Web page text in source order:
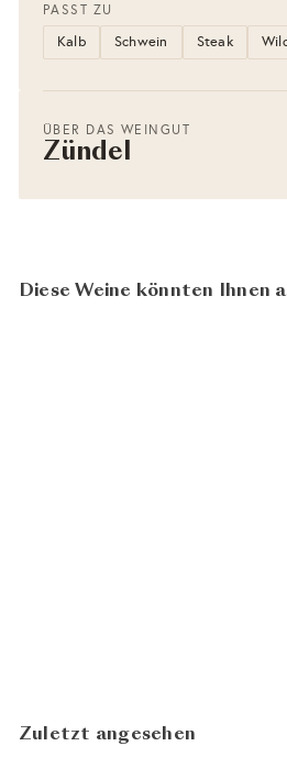
PASST ZU
Kalb Schwein Steak
ÜBER DAS WEINGUT
Zündel
Diese Weine könnten Ihnen
Zuletzt angesehen